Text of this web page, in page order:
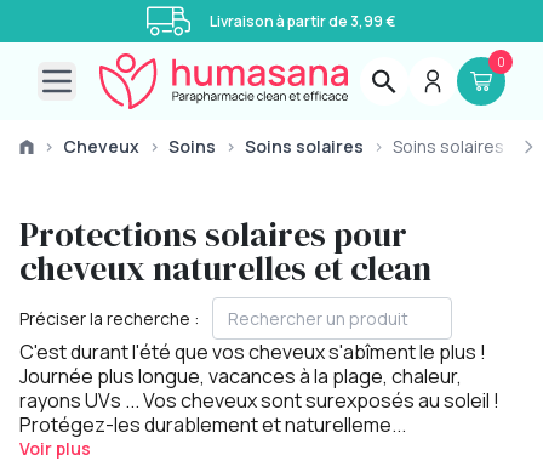
Livraison à partir de 3,99 €
Open main menu
0
› Cheveux › Soins › Soins solaires › Soins solaires
Protections solaires pour
cheveux naturelles et clean
Préciser la recherche :
C'est durant l'été que vos cheveux s'abîment le plus !
Journée plus longue, vacances à la plage, chaleur,
rayons UVs ... Vos cheveux sont surexposés au soleil !
Protégez-les durablement et naturelleme...
Voir plus